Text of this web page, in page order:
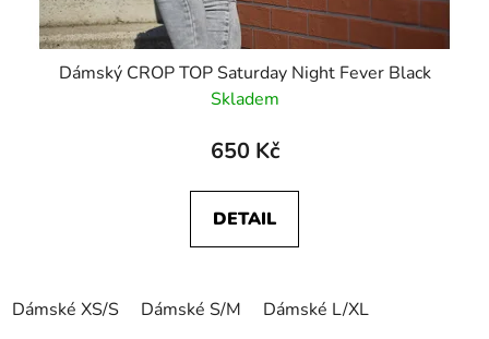
Dámský CROP TOP Saturday Night Fever Black
Skladem
650 Kč
DETAIL
Dámské XS/S Dámské S/M Dámské L/XL